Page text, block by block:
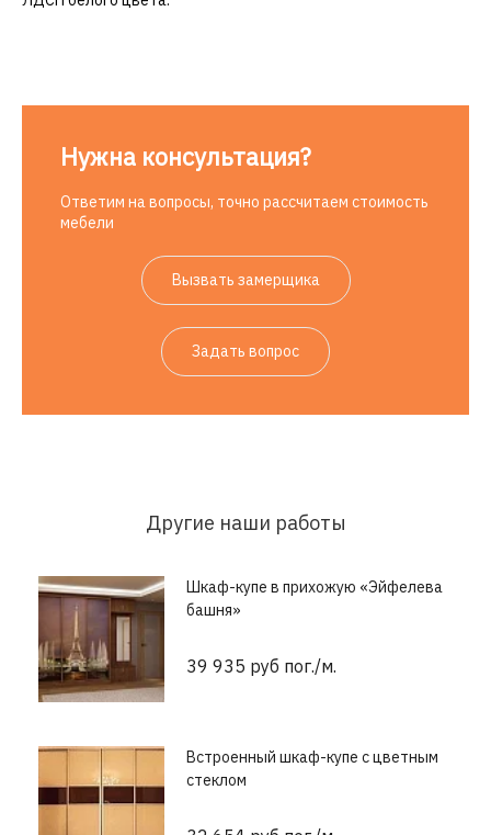
Нужна консультация?
Ответим на вопросы, точно рассчитаем стоимость
мебели
Вызвать замерщика
Задать вопрос
Другие наши работы
Шкаф-купе в прихожую «Эйфелева
башня»
39 935 руб пог./м.
Встроенный шкаф-купе с цветным
стеклом